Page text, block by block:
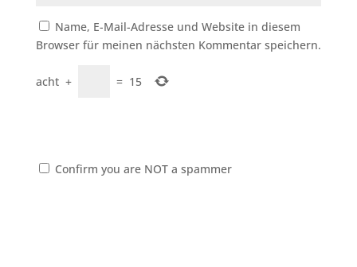
Name, E-Mail-Adresse und Website in diesem
Browser für meinen nächsten Kommentar speichern.
acht + = 15
Confirm you are NOT a spammer